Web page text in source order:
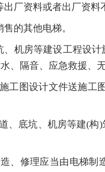
厂资料或者出厂资料
的其他电梯。
机房等建设工程设
、隔音、应急救援、
工图设计文件送施工
、底坑、机房等建(
修理应当由电梯制